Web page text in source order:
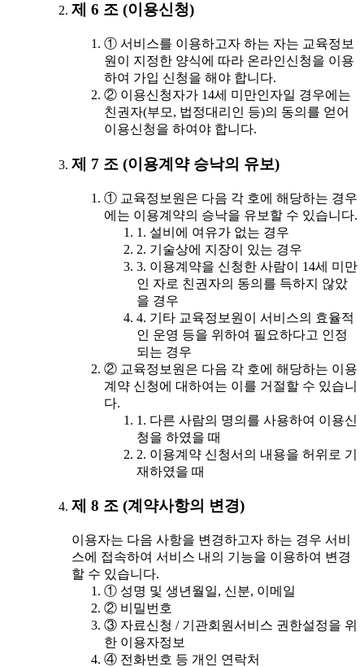
제 6 조 (이용신청)
① 서비스를 이용하고자 하는 자는 교육정보
원이 지정한 양식에 따라 온라인신청을 이용
하여 가입 신청을 해야 합니다.
② 이용신청자가 14세 미만인자일 경우에는
친권자(부모, 법정대리인 등)의 동의를 얻어
이용신청을 하여야 합니다.
제 7 조 (이용계약 승낙의 유보)
① 교육정보원은 다음 각 호에 해당하는 경우
에는 이용계약의 승낙을 유보할 수 있습니다.
1. 설비에 여유가 없는 경우
2. 기술상에 지장이 있는 경우
3. 이용계약을 신청한 사람이 14세 미만
인 자로 친권자의 동의를 득하지 않았
을 경우
4. 기타 교육정보원이 서비스의 효율적
인 운영 등을 위하여 필요하다고 인정
되는 경우
② 교육정보원은 다음 각 호에 해당하는 이용
계약 신청에 대하여는 이를 거절할 수 있습니
다.
1. 다른 사람의 명의를 사용하여 이용신
청을 하였을 때
2. 이용계약 신청서의 내용을 허위로 기
재하였을 때
제 8 조 (계약사항의 변경)
이용자는 다음 사항을 변경하고자 하는 경우 서비
스에 접속하여 서비스 내의 기능을 이용하여 변경
할 수 있습니다.
① 성명 및 생년월일, 신분, 이메일
② 비밀번호
③ 자료신청 / 기관회원서비스 권한설정을 위
한 이용자정보
④ 전화번호 등 개인 연락처